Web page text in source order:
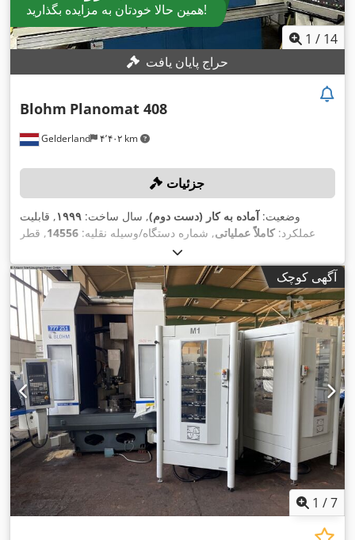
همین حالا خودتان به مزایده بگذارید!
1 / 14
حراج پایان یافت
Gelderland ۴٬۴۰۲ km
Blohm Planomat 408
جزئیات
وضعیت:آماده به کار (دست دوم), سال ساخت: ۱۹۹۹, قابلیت
عملکرد:کاملاً عملیاتی, شماره دستگاه/وسیله نقلیه: 14556, قطر
۴۰۰ میلی‌متر
مسافت حرکت محور Y:
۵۵۰ میلی‌متر, مسافت حرکت محور Z:۳۶۰
میلی‌متر , سرعت اسپیندل سنگ زنی: ۳٬۴۰۰ دور/دقیقه آگهی کوچک
1 /7